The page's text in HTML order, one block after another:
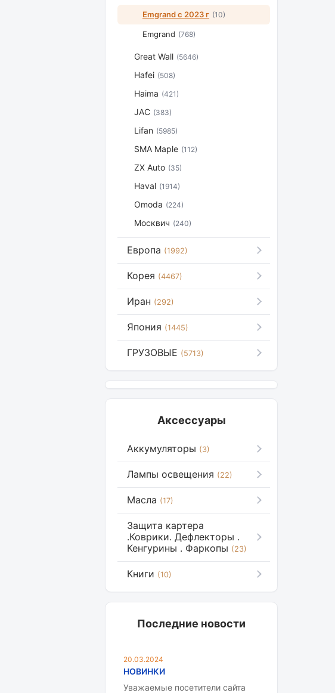
Emgrand с 2023 г (10)
Emgrand (768)
Great Wall (5646)
Hafei (508)
Haima (421)
JAC (383)
Lifan (5985)
SMA Maple (112)
ZX Auto (35)
Haval (1914)
Omoda (224)
Москвич (240)
Европа (1992)
Корея (4467)
Иран (292)
Япония (1445)
ГРУЗОВЫЕ (5713)
Аксессуары
Аккумуляторы (3)
Лампы освещения (22)
Масла (17)
Защита картера
.Коврики. Дефлекторы .
Кенгурины . Фаркопы (23)
Книги (10)
Последние новости
20.03.2024
НОВИНКИ
Уважаемые посетители сайта